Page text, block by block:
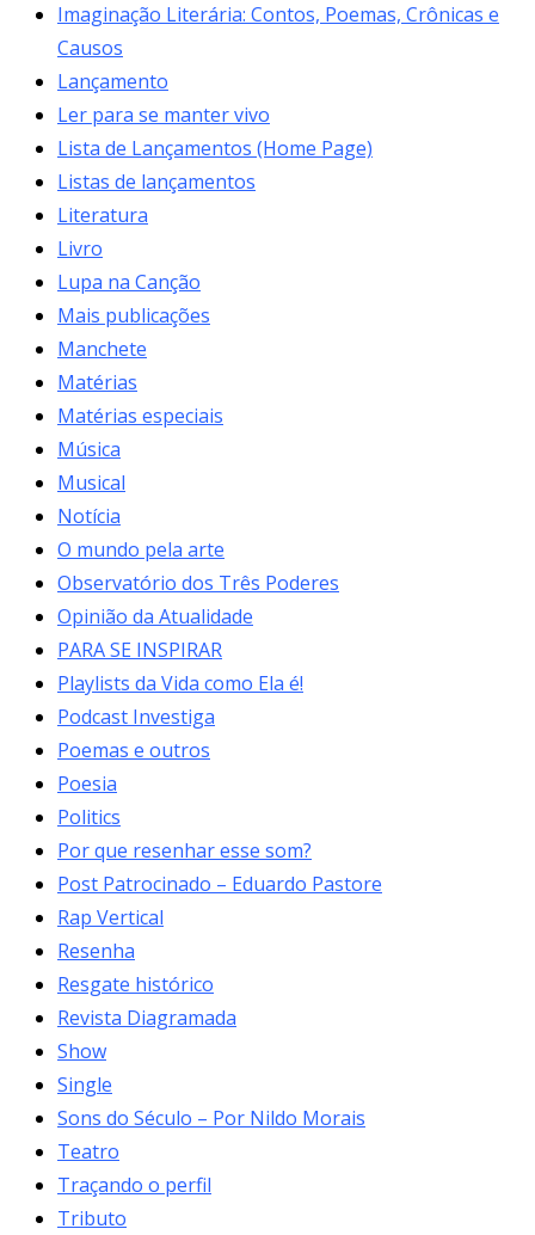
Imaginação Literária: Contos, Poemas, Crônicas e
Causos
Lançamento
Ler para se manter vivo
Lista de Lançamentos (Home Page)
Listas de lançamentos
Literatura
Livro
Lupa na Canção
Mais publicações
Manchete
Matérias
Matérias especiais
Música
Musical
Notícia
O mundo pela arte
Observatório dos Três Poderes
Opinião da Atualidade
PARA SE INSPIRAR
Playlists da Vida como Ela é!
Podcast Investiga
Poemas e outros
Poesia
Politics
Por que resenhar esse som?
Post Patrocinado – Eduardo Pastore
Rap Vertical
Resenha
Resgate histórico
Revista Diagramada
Show
Single
Sons do Século – Por Nildo Morais
Teatro
Traçando o perfil
Tributo